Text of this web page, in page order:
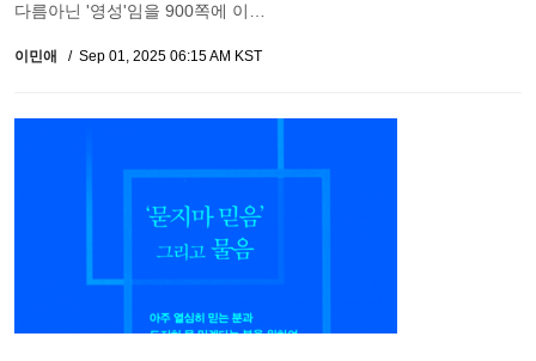
다름아닌 '영성'임을 900쪽에 이…
이민애 Sep 01, 2025 06:15 AM KST